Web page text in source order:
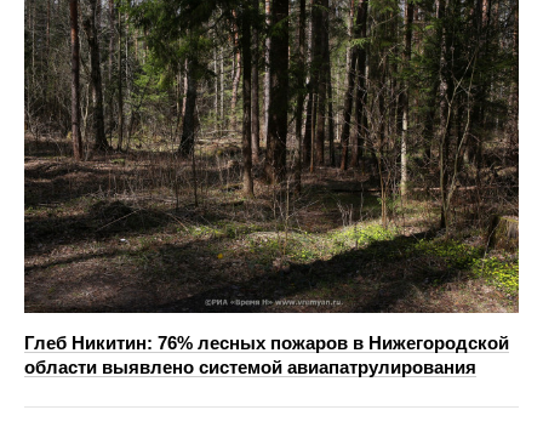
Глеб Никитин: 76% лесных пожаров в Нижегородской
области выявлено системой авиапатрулирования